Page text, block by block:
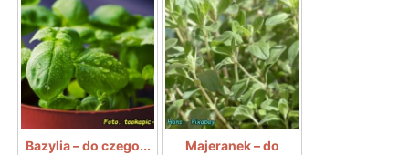
Bazylia – do czego...
Majeranek – do